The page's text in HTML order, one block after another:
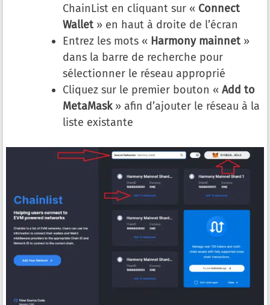
ChainList en cliquant sur « Connect
Wallet » en haut à droite de l’écran
Entrez les mots « Harmony mainnet »
dans la barre de recherche pour
sélectionner le réseau approprié
Cliquez sur le premier bouton « Add to
MetaMask » afin d’ajouter le réseau à la
liste existante